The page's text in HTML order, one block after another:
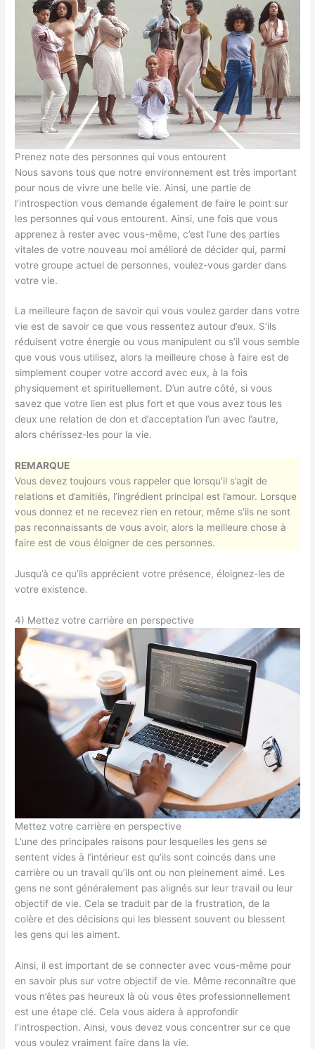
Prenez note des personnes qui vous entourent
Nous savons tous que notre environnement est très important
pour nous de vivre une belle vie. Ainsi, une partie de
l’introspection vous demande également de faire le point sur
les personnes qui vous entourent. Ainsi, une fois que vous
apprenez à rester avec vous-même, c’est l’une des parties
vitales de votre nouveau moi amélioré de décider qui, parmi
votre groupe actuel de personnes, voulez-vous garder dans
votre vie.
La meilleure façon de savoir qui vous voulez garder dans votre
vie est de savoir ce que vous ressentez autour d’eux. S’ils
réduisent votre énergie ou vous manipulent ou s’il vous semble
que vous vous utilisez, alors la meilleure chose à faire est de
simplement couper votre accord avec eux, à la fois
physiquement et spirituellement. D’un autre côté, si vous
savez que votre lien est plus fort et que vous avez tous les
deux une relation de don et d’acceptation l’un avec l’autre,
alors chérissez-les pour la vie.
REMARQUE
Vous devez toujours vous rappeler que lorsqu’il s’agit de
relations et d’amitiés, l’ingrédient principal est l’amour. Lorsque
vous donnez et ne recevez rien en retour, même s’ils ne sont
pas reconnaissants de vous avoir, alors la meilleure chose à
faire est de vous éloigner de ces personnes.
Jusqu’à ce qu’ils apprécient votre présence, éloignez-les de
votre existence.
4) Mettez votre carrière en perspective
Mettez votre carrière en perspective
L’une des principales raisons pour lesquelles les gens se
sentent vides à l’intérieur est qu’ils sont coincés dans une
carrière ou un travail qu’ils ont ou non pleinement aimé. Les
gens ne sont généralement pas alignés sur leur travail ou leur
objectif de vie. Cela se traduit par de la frustration, de la
colère et des décisions qui les blessent souvent ou blessent
les gens qui les aiment.
Ainsi, il est important de se connecter avec vous-même pour
en savoir plus sur votre objectif de vie. Même reconnaître que
vous n’êtes pas heureux là où vous êtes professionnellement
est une étape clé. Cela vous aidera à approfondir
l’introspection. Ainsi, vous devez vous concentrer sur ce que
vous voulez vraiment faire dans la vie.